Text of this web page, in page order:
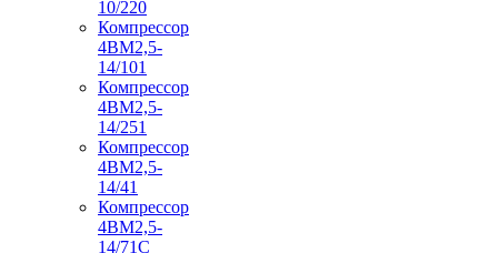
10/220
Компрессор
4ВМ2,5-
14/101
Компрессор
4ВМ2,5-
14/251
Компрессор
4ВМ2,5-
14/41
Компрессор
4ВМ2,5-
14/71C